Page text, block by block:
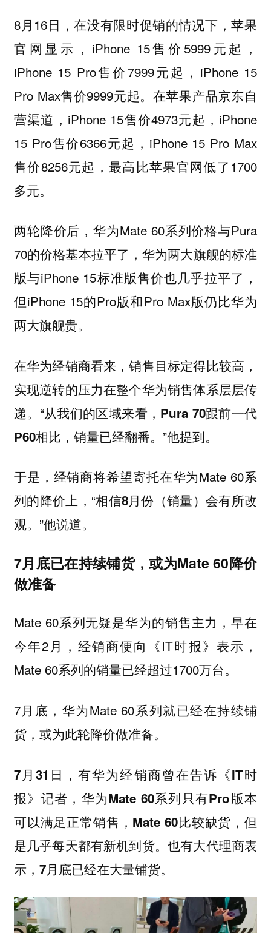
8月16日，在没有限时促销的情况下，苹果
官网显示，iPhone 15售价5999元起，
iPhone 15 Pro售价7999元起，iPhone 15
Pro Max售价9999元起。在苹果产品京东自
营渠道，iPhone 15售价4973元起，iPhone
15 Pro售价6366元起，iPhone 15 Pro Max
售价8256元起，最高比苹果官网低了1700
多元。
两轮降价后，华为Mate 60系列价格与Pura
70的价格基本拉平了，华为两大旗舰的标准
版与iPhone 15标准版售价也几乎拉平了，
但iPhone 15的Pro版和Pro Max版仍比华为
两大旗舰贵。
在华为经销商看来，销售目标定得比较高，
实现逆转的压力在整个华为销售体系层层传
递。“从我们的区域来看，Pura 70跟前一代
P60相比，销量已经翻番。 ”他提到。
于是，经销商将希望寄托在华为Mate 60系
列的降价上，“相信8月份（销量）会有所改
观。 ”他说道。
7月底已在持续铺货，或为Mate 60降价
做准备
Mate 60系列无疑是华为的销售主力，早在
今年2月，经销商便向《IT时报》表示，
Mate 60系列的销量已经超过1700万台。
7月底，华为Mate 60系列就已经在持续铺
货，或为此轮降价做准备。
7月31日，有华为经销商曾在告诉《IT时
报》记者，华为Mate 60系列只有Pro版本
可以满足正常销售，Mate 60比较缺货，但
是几乎每天都有新机到货。也有大代理商表
示，7月底已经在大量铺货。